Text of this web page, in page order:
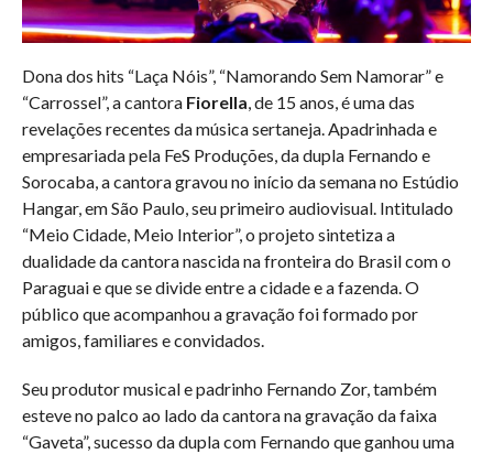
Dona dos hits “Laça Nóis”, “Namorando Sem Namorar” e
“Carrossel”, a cantoraFiorella, de 15 anos,é uma das
revelações recentes da música sertaneja. Apadrinhada e
empresariada pela FeS Produções, da dupla Fernando e
Sorocaba, a cantora gravou no início da semana no Estúdio
Hangar, em São Paulo, seu primeiro audiovisual. Intitulado
“Meio Cidade, Meio Interior”, o projeto sintetiza a
dualidade da cantora nascida na fronteira do Brasil com o
Paraguai e que se divide entre a cidade e a fazenda. O
público que acompanhou a gravação foi formado por
amigos, familiares e convidados.
Seu produtor musical e padrinho Fernando Zor, também
esteve no palco ao lado da cantora na gravação da faixa
“Gaveta”, sucesso da dupla com Fernando que ganhou uma